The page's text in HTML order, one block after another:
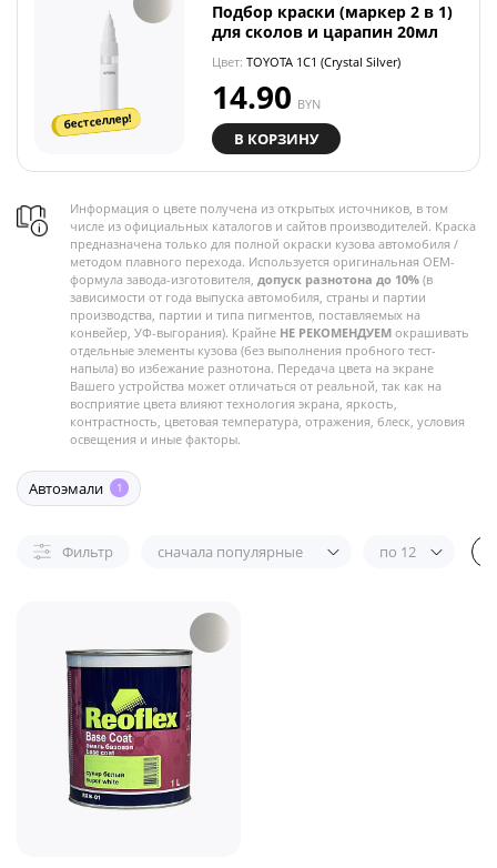
бестселлер!
Подбор краски (маркер 2 в 1)
для сколов и царапин 20мл
Цвет: TOYOTA 1C1 (Crystal Silver)
14.90 BYN
В КОРЗИНУ
Информация о цвете получена из открытых источников, в том
числе из официальных каталогов и сайтов производителей. Краска
предназначена только для полной окраски кузова автомобиля /
методом плавного перехода. Используется оригинальная OEM-
формула завода-изготовителя, допуск разнотона до 10% (в
зависимости от года выпуска автомобиля, страны и партии
производства, партии и типа пигментов, поставляемых на
конвейер, УФ-выгорания). Крайне НЕ РЕКОМЕНДУЕМ окрашивать
отдельные элементы кузова (без выполнения пробного тест-
напыла) во избежание разнотона. Передача цвета на экране
Вашего устройства может отличаться от реальной, так как на
восприятие цвета влияют технология экрана, яркость,
контрастность, цветовая температура, отражения, блеск, условия
освещения и иные факторы.
Автоэмали 1
Фильтр сначала популярные по 12